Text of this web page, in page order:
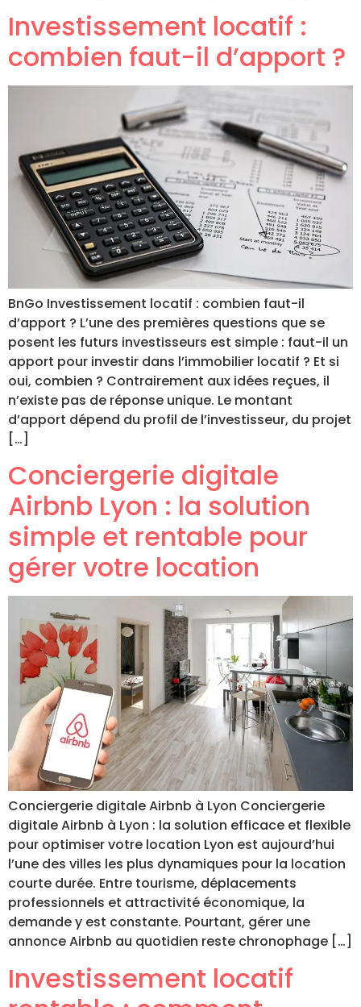
Investissement locatif :
combien faut-il d’apport ?
BnGo Investissement locatif : combien faut-il
d’apport ? L’une des premières questions que se
posent les futurs investisseurs est simple : faut-il un
apport pour investir dans l’immobilier locatif ? Et si
oui, combien ? Contrairement aux idées reçues, il
n’existe pas de réponse unique. Le montant
d’apport dépend du profil de l’investisseur, du projet
[…]
Conciergerie digitale
Airbnb Lyon : la solution
simple et rentable pour
gérer votre location
Conciergerie digitale Airbnb à Lyon Conciergerie
digitale Airbnb à Lyon : la solution efficace et flexible
pour optimiser votre location Lyon est aujourd’hui
l’une des villes les plus dynamiques pour la location
courte durée. Entre tourisme, déplacements
professionnels et attractivité économique, la
demande y est constante. Pourtant, gérer une
annonce Airbnb au quotidien reste chronophage […]
Investissement locatif